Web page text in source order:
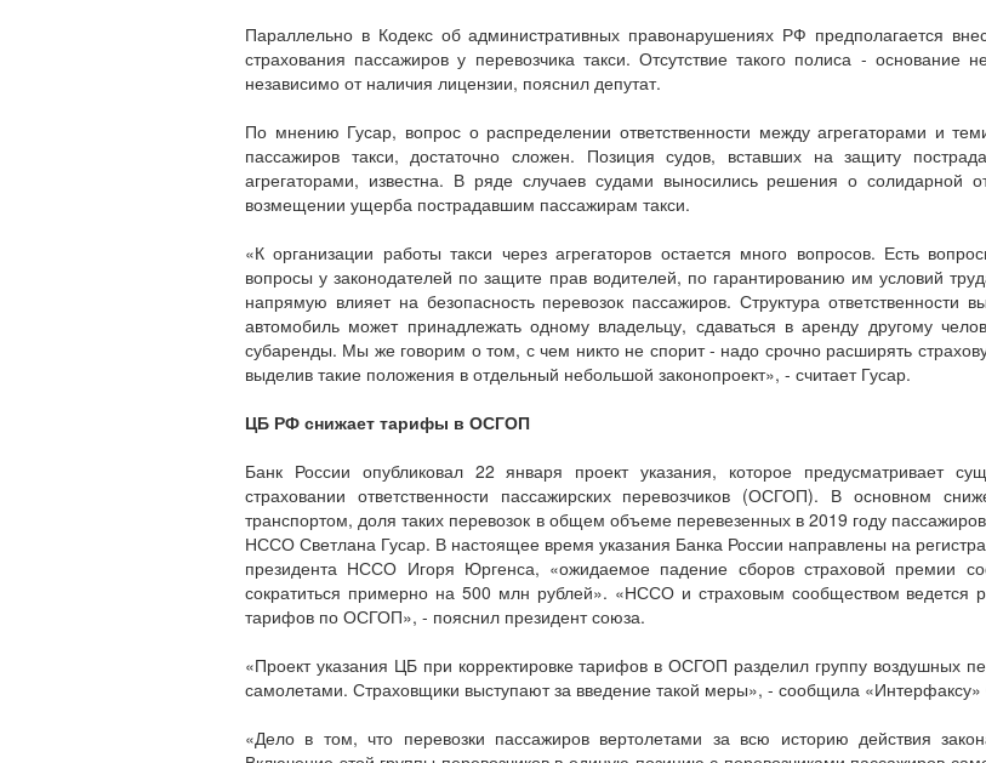
Параллельно в Кодекс об административных правонарушениях РФ предполагается
страхования пассажиров у перевозчика такси. Отсутствие такого полиса - основание
независимо от наличия лицензии, пояснил депутат.
По мнению Гусар, вопрос о распределении ответственности между агрегаторами и
пассажиров такси, достаточно сложен. Позиция судов, вставших на защиту
агрегаторами, известна. В ряде случаев судами выносились решения о солидарной
возмещении ущерба пострадавшим пассажирам такси.
«К организации работы такси через агрегаторов остается много вопросов. Есть
вопросы у законодателей по защите прав водителей, по гарантированию им условий
напрямую влияет на безопасность перевозок пассажиров. Структура ответственности
автомобиль может принадлежать одному владельцу, сдаваться в аренду другому
субаренды. Мы же говорим о том, с чем никто не спорит - надо срочно расширять
выделив такие положения в отдельный небольшой законопроект», - считает Гусар.
ЦБ РФ снижает тарифы в ОСГОП
Банк России опубликовал 22 января проект указания, которое предусматривает
страховании ответственности пассажирских перевозчиков (ОСГОП). В основном
транспортом, доля таких перевозок в общем объеме перевезенных в 2019 году
НССО Светлана Гусар. В настоящее время указания Банка России направлены на
президента НССО Игоря Юргенса, «ожидаемое падение сборов страховой премии
сократиться примерно на 500 млн рублей». «НССО и страховым сообществом ведется
тарифов по ОСГОП», - пояснил президент союза.
«Проект указания ЦБ при корректировке тарифов в ОСГОП разделил группу воздушных
самолетами. Страховщики выступают за введение такой меры», - сообщила «Интерфаксу»
«Дело в том, что перевозки пассажиров вертолетами за всю историю действия